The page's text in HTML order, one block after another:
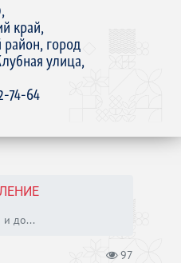
край,
район, город
улица,
74-64
и до...
97